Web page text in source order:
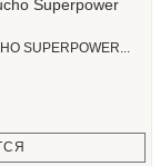
SUPERPOWER...